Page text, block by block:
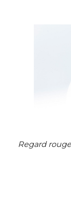
Regard